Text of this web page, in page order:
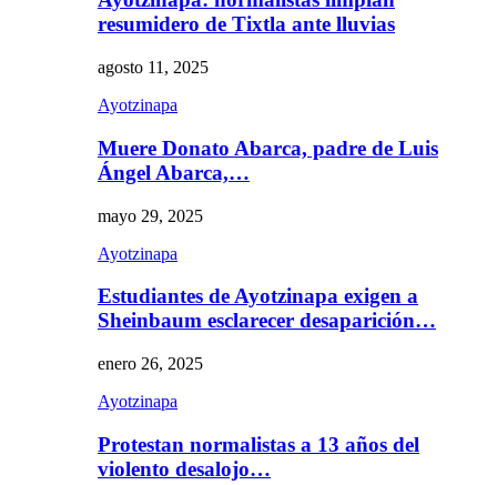
resumidero de Tixtla ante lluvias
agosto 11, 2025
Ayotzinapa
Muere Donato Abarca, padre de Luis
Ángel Abarca,…
mayo 29, 2025
Ayotzinapa
Estudiantes de Ayotzinapa exigen a
Sheinbaum esclarecer desaparición…
enero 26, 2025
Ayotzinapa
Protestan normalistas a 13 años del
violento desalojo…